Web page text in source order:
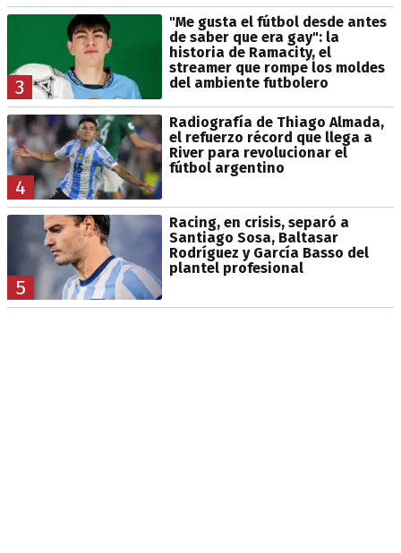
3
"Me gusta el fútbol desde antes
de saber que era gay": la
historia de Ramacity, el
streamer que rompe los moldes
del ambiente futbolero
4
Radiografía de Thiago Almada,
el refuerzo récord que llega a
River para revolucionar el
fútbol argentino
5
Racing, en crisis, separó a
Santiago Sosa, Baltasar
Rodríguez y García Basso del
plantel profesional